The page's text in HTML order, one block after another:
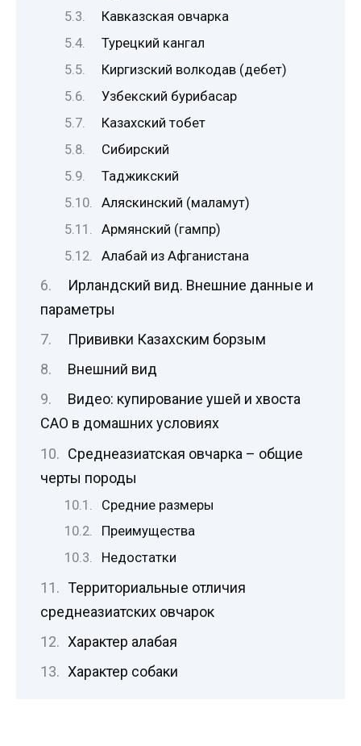
Кавказская овчарка
Турецкий кангал
Киргизский волкодав (дебет)
Узбекский бурибасар
Казахский тобет
Сибирский
Таджикский
Аляскинский (маламут)
Армянский (гампр)
Алабай из Афганистана
Ирландский вид. Внешние данные и
параметры
Прививки Казахским борзым
Внешний вид
Видео: купирование ушей и хвоста
САО в домашних условиях
Среднеазиатская овчарка – общие
черты породы
Средние размеры
Преимущества
Недостатки
Территориальные отличия
среднеазиатских овчарок
Характер алабая
Характер собаки